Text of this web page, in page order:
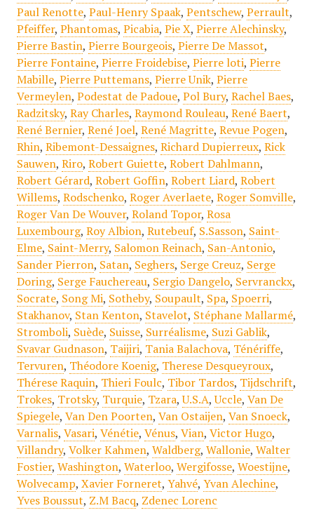
Paul Renotte, Paul-Henry Spaak, Pentschew, Perrault,
Pfeiffer, Phantomas, Picabia, Pie X, Pierre Alechinsky,
Pierre Bastin, Pierre Bourgeois, Pierre De Massot,
Pierre Fontaine, Pierre Froidebise, Pierre loti, Pierre
Mabille, Pierre Puttemans, Pierre Unik, Pierre
Vermeylen, Podestat de Padoue, Pol Bury, Rachel Baes,
Radzitsky, Ray Charles, Raymond Rouleau, René Baert,
René Bernier, René Joel, René Magritte, Revue Pogen,
Rhin, Ribemont-Dessaignes, Richard Dupierreux, Rick
Sauwen, Riro, Robert Guiette, Robert Dahlmann,
Robert Gérard, Robert Goffin, Robert Liard, Robert
Willems, Rodschenko, Roger Averlaete, Roger Somville,
Roger Van De Wouver, Roland Topor, Rosa
Luxembourg, Roy Albion, Rutebeuf, S.Sasson, Saint-
Elme, Saint-Merry, Salomon Reinach, San-Antonio,
Sander Pierron, Satan, Seghers, Serge Creuz, Serge
Doring, Serge Fauchereau, Sergio Dangelo, Servranckx,
Socrate, Song Mi, Sotheby, Soupault, Spa, Spoerri,
Stakhanov, Stan Kenton, Stavelot, Stéphane Mallarmé,
Stromboli, Suède, Suisse, Surréalisme, Suzi Gablik,
Svavar Gudnason, Taijiri, Tania Balachova, Ténériffe,
Tervuren, Théodore Koenig, Therese Desqueyroux,
Thérese Raquin, Thieri Foulc, Tibor Tardos, Tijdschrift,
Trokes, Trotsky, Turquie, Tzara,U.S.A,Uccle, Van De
Spiegele, Van Den Poorten, Van Ostaijen, Van Snoeck,
Varnalis, Vasari, Vénétie, Vénus, Vian, Victor Hugo,
Villandry, Volker Kahmen, Waldberg, Wallonie, Walter
Fostier, Washington, Waterloo, Wergifosse, Woestijne,
Wolvecamp, Xavier Forneret, Yahvé, Yvan Alechine,
Yves Boussut, Z.M Bacq, Zdenec Lorenc